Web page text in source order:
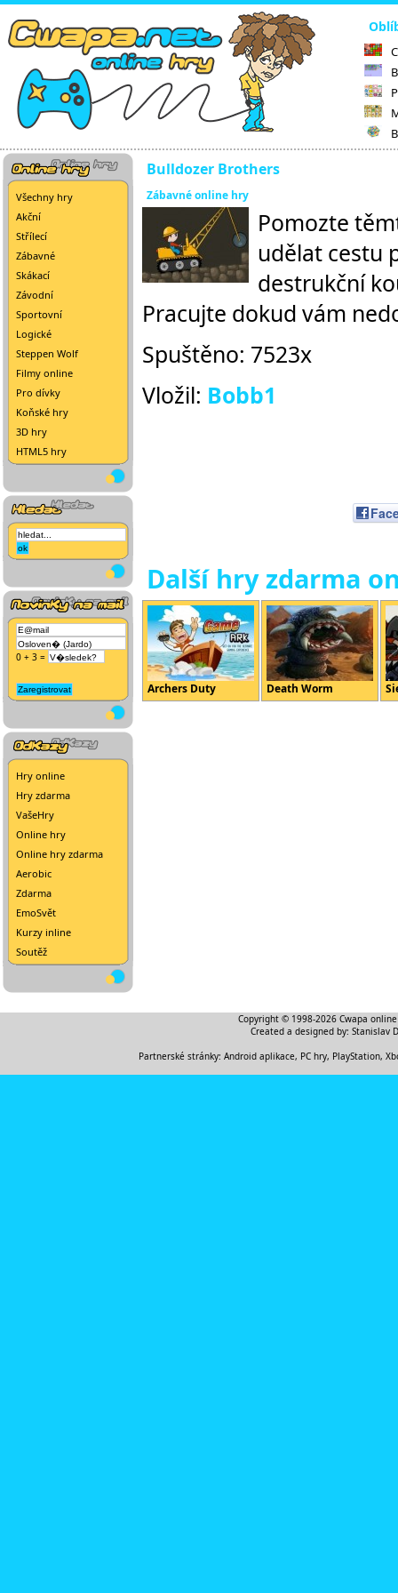
Všechny hry
Akční
Střílecí
Zábavné
Skákací
Závodní
Sportovní
Logické
Steppen Wolf
Filmy online
Pro dívky
Koňské hry
3D hry
HTML5 hry
0 + 3 =
Hry online
Hry zdarma
VašeHry
Online hry
Online hry zdarma
Aerobic
Zdarma
EmoSvět
Kurzy inline
Soutěž
Bulldozer Brothers
Zábavné online hry
Pomozte
udělat cestu
destrukční
Pracujte dokud vám
Spuštěno: 7523x
Vložil: Bobb1
Další hry zdarma
Archers Duty Death Worm
Copyright © 1998-2026 Cwapa
Created a designed by: Stanislav
Partnerské stránky: Android aplikace, PC hry, PlayStation,